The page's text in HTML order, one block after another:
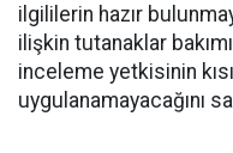
ilgililerin hazır
ilişkin tutanaklar
inceleme yetkisinin
uygulanamayacağını